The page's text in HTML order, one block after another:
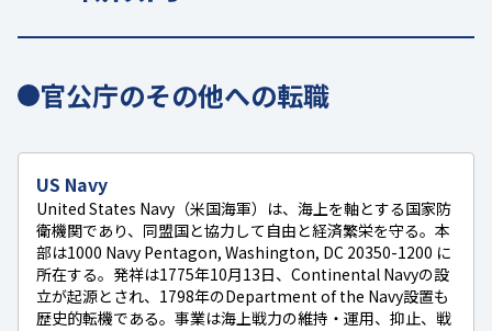
官公庁のその他への転職
US Navy
United States Navy（米国海軍）は、海上を軸とする国家防
衛機関であり、同盟国と協力して自由と経済繁栄を守る。本
部は1000 Navy Pentagon, Washington, DC 20350-1200 に
所在する。発祥は1775年10月13日、Continental Navyの設
立が起源とされ、1798年のDepartment of the Navy設置も
歴史的転機である。事業は海上戦力の維持・運用、抑止、戦